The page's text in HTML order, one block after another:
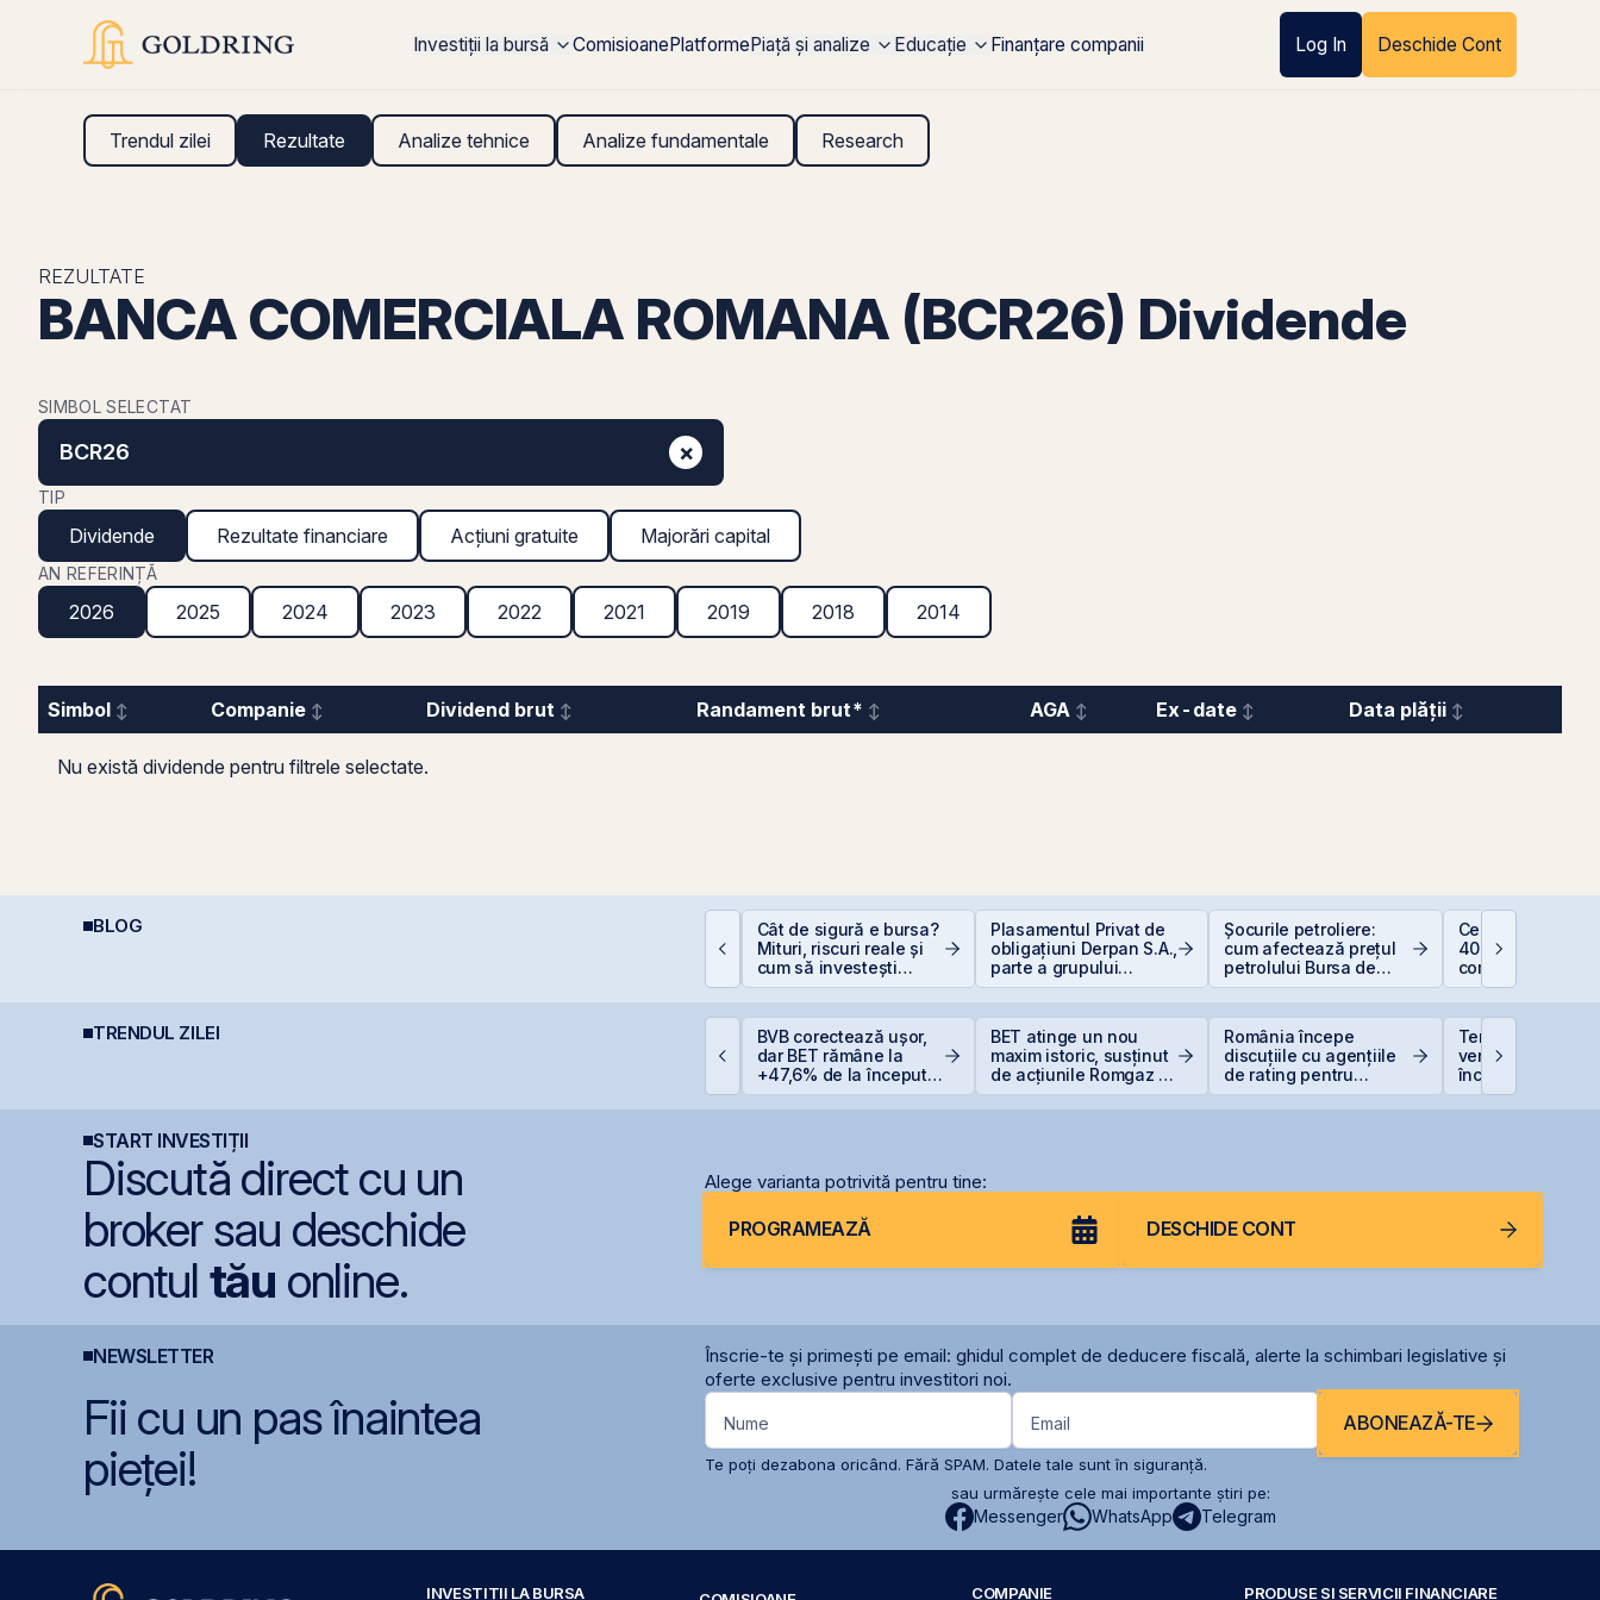
Investiții la bursă ComisioanePlatformePiață și analize Educație Finanțare companii Log In Deschide Cont
Trendul zilei Rezultate Analize tehnice Analize fundamentale Research
REZULTATE
BANCA COMERCIALA ROMANA (BCR26) Dividende
SIMBOL SELECTAT
BCR26 ×
TIP
Dividende Rezultate financiare Acțiuni gratuite Majorări capital
AN REFERINȚĂ
2026 2025 2024 2023 2022 2021 2019 2018 2014
Simbol Companie Dividend brut Randament brut* AGA Ex-date Data plății
Nu există dividende pentru filtrele selectate.
BLOG
REIT-urile agricole și
Cât de sigură e bursa?
Mituri, riscuri reale și
cum să investești
inteligent
Plasamentul Privat de
obligațiuni Derpan S.A.,
parte a grupului
Golden Foods Snacks,
Șocurile petroliere:
cum afectează prețul
petrolului Bursa de
Valori București
Ce este
400 EUR — Ghid
complet
TRENDUL ZILEI
România evită
BVB corectează ușor,
dar BET rămâne la
+47,6% de la începutul
BET atinge un nou
maxim istoric, susținut
de acțiunile Romgaz și
România începe
discuțiile cu agențiile
de rating pentru
TeraPlast își
veniturile cu 4%,
încheie primul
semestru cu o
START INVESTIȚII
Discută direct cu un
broker sau deschide
contul tău online.
Alege varianta potrivită pentru tine:
PROGRAMEAZĂ DESCHIDE CONT
NEWSLETTER
Înscrie-te și primești pe email: ghidul complet de deducere fiscală, alerte la schimbari legislative și
oferte exclusive pentru investitori noi.
Fii cu un pas înaintea
pieței!
Nume Email ABONEAZĂ-TE
Te poți dezabona oricând. Fără SPAM. Datele tale sunt în siguranță.
sau urmărește cele mai importante știri pe:
Messenger WhatsApp Telegram
INVESTIȚII LA BURSA COMPANIE PRODUSE ȘI SERVICII FINANCIARE